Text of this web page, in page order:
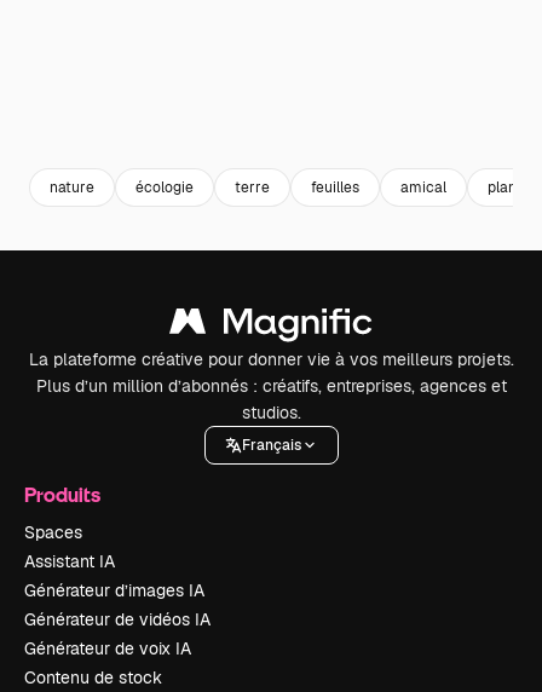
nature écologie terre feuilles amical planète
La plateforme créative pour donner vie à vos meilleurs projets.
Plus d’un million d’abonnés : créatifs, entreprises, agences et
studios.
Français
Produits
Spaces
Assistant IA
Générateur d’images IA
Générateur de vidéos IA
Générateur de voix IA
Contenu de stock